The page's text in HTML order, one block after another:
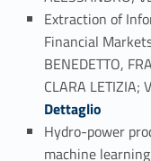
Extraction of
Financial
BENEDETTO,
CLARA LETIZIA;
Dettaglio
Hydro-power
machine